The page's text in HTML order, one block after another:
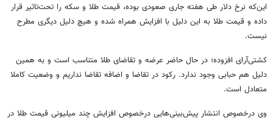
این‌که نرخ دلار طی هفته جاری صعودی بوده، قیمت طلا و سکه را تحت‌تاثیر قرار
داده و قیمت طلا به این دلیل با افزایش همراه شده و هیچ دلیل دیگری مطرح
نیست.
کشتی‌آرای افزوده؛ در حال حاضر عرضه و تقاضای طلا متناسب است و به همین
دلیل هم حبابی وجود ندارد. رکود در تقاضا و اضافه تقاضا نداریم و وضعیت کاملا
متعادل است.
وی درخصوص انتشار پیش‌بینی‌هایی درخصوص افزایش چند میلیونی قیمت طلا در